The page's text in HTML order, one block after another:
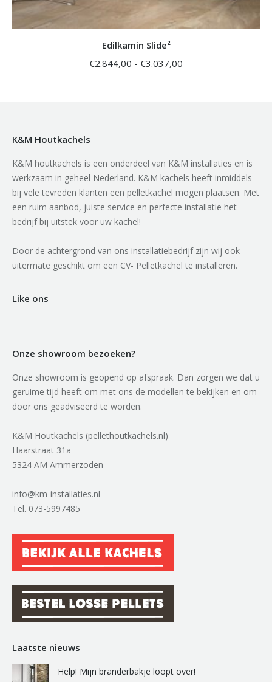
Edilkamin Slide²
€2.844,00 - €3.037,00
K&M Houtkachels
K&M houtkachels is een onderdeel van K&M installaties en is
werkzaam in geheel Nederland. K&M kachels heeft inmiddels
bij vele tevreden klanten een pelletkachel mogen plaatsen. Met
een ruim aanbod, juiste service en perfecte installatie het
bedrijf bij uitstek voor uw kachel!
Door de achtergrond van ons installatiebedrijf zijn wij ook
uitermate geschikt om een CV- Pelletkachel te installeren.
Like ons
Onze showroom bezoeken?
Onze showroom is geopend op afspraak. Dan zorgen we dat u
geruime tijd heeft om met ons de modellen te bekijken en om
door ons geadviseerd te worden.
K&M Houtkachels (pellethoutkachels.nl)
Haarstraat 31a
5324 AM Ammerzoden
info@km-installaties.nl
Tel. 073-5997485
Laatste nieuws
Help! Mijn branderbakje loopt over!